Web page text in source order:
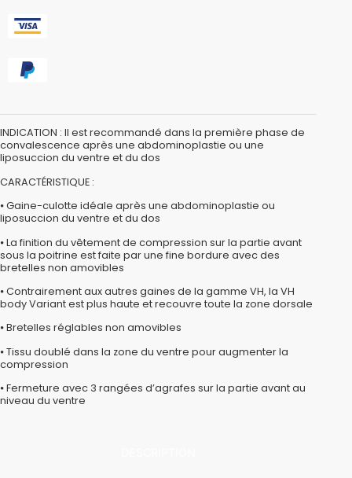
INDICATION : Il est recommandé dans la première phase de
convalescence après une abdominoplastie ou une
liposuccion du ventre et du dos
CARACTÉRISTIQUE :
⦁ Gaine-culotte idéale après une abdominoplastie ou
liposuccion du ventre et du dos
⦁ La finition du vêtement de compression sur la partie avant
sous la poitrine est faite par une fine bordure avec des
bretelles non amovibles
⦁ Contrairement aux autres gaines de la gamme VH, la VH
body Variant est plus haute et recouvre toute la zone dorsale
⦁ Bretelles réglables non amovibles
⦁ Tissu doublé dans la zone du ventre pour augmenter la
compression
⦁ Fermeture avec 3 rangées d’agrafes sur la partie avant au
niveau du ventre